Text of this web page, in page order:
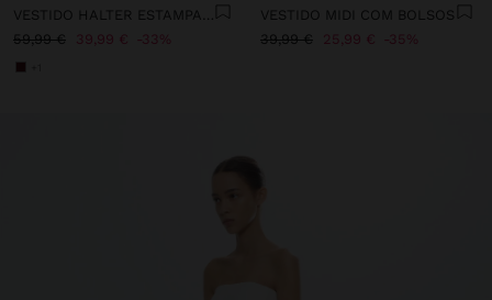
59,99 €
39,99 € 33%
VESTIDO MIDI COM BOLSOS
39,99 €
25,99 € 35%